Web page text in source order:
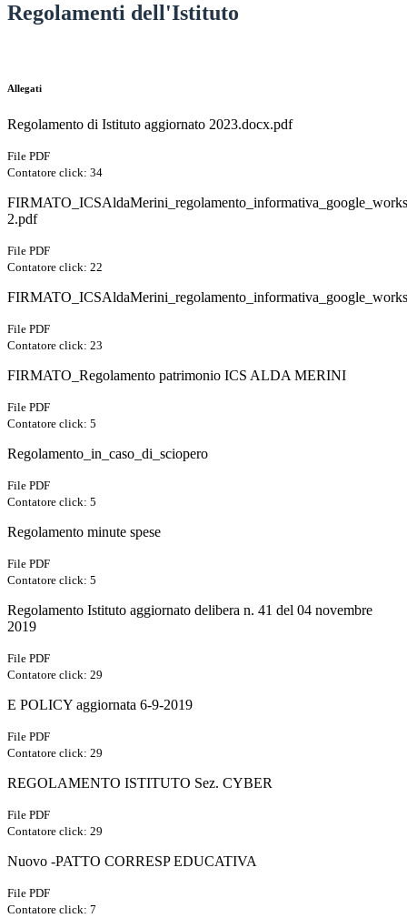
Regolamenti dell'Istituto
Allegati
Regolamento di Istituto aggiornato 2023.docx.pdf
File PDF
Contatore click: 34
2.pdf
File PDF
Contatore click: 22
File PDF
Contatore click: 23
FIRMATO_Regolamento patrimonio ICS ALDA MERINI
File PDF
Contatore click: 5
Regolamento_in_caso_di_sciopero
File PDF
Contatore click: 5
Regolamento minute spese
File PDF
Contatore click: 5
Regolamento Istituto aggiornato delibera n. 41 del 04 novembre
2019
File PDF
Contatore click: 29
E POLICY aggiornata 6-9-2019
File PDF
Contatore click: 29
REGOLAMENTO ISTITUTO Sez. CYBER
File PDF
Contatore click: 29
Nuovo -PATTO CORRESP EDUCATIVA
File PDF
Contatore click: 7